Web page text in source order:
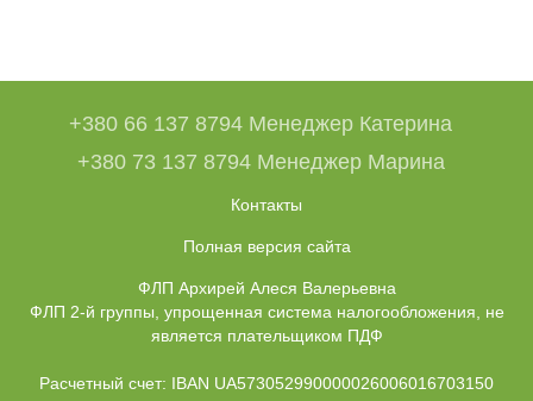
+380 66 137 8794 Менеджер Катерина
+380 73 137 8794 Менеджер Марина
Контакты
Полная версия сайта
ФЛП Архирей Алеся Валерьевна
ФЛП 2-й группы, упрощенная система налогообложения, не
является плательщиком ПДФ
Расчетный счет: IBAN UA573052990000026006016703150